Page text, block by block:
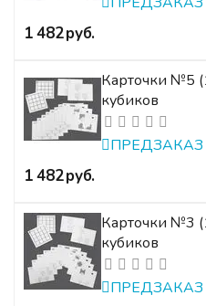
‍1 482‍руб.
Карточки №5
кубиков
ПРЕДЗАКАЗ
‍1 482‍руб.
Карточки №3
кубиков
ПРЕДЗАКАЗ